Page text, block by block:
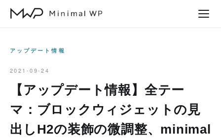
アップデート情報
2021-09-24
【アップデート情報】全テー
マ：ブロックウィジェットの見
出しH2の装飾の微調整、minimal